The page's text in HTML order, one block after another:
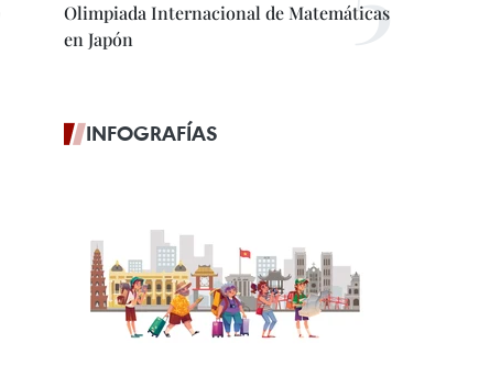
Olimpiada Internacional de Matemáticas
en Japón
INFOGRAFÍAS